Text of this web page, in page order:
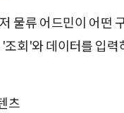
물류 어드민이 어떤
회'와 데이터를 입력
츠